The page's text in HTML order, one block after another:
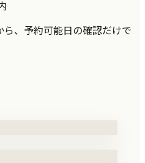
、予約可能日の確認だけで